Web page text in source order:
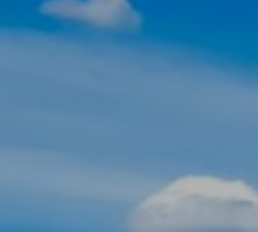
Modifier les cookies